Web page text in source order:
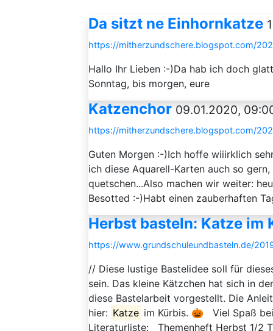
Da sitzt ne Einhornkatze
https://mitherzundschere.blogspot.com/
Hallo Ihr Lieben :-)Da hab ich doch
Sonntag, bis morgen, eure
Katzenchor 09.01.2020,
https://mitherzundschere.blogspot.com/
Guten Morgen :-)Ich hoffe wiiirklich
ich diese Aquarell-Karten auch so
quetschen...Also machen wir weiter:
Besotted :-)Habt einen zauberhaften
Herbst basteln: Katze im
https://www.grundschuleundbasteln.de/
// Diese lustige Bastelidee soll für
sein. Das kleine Kätzchen hat sich in
diese Bastelarbeit vorgestellt. Die
hier: Katze im Kürbis. 🎃 Viel Spaß
Literaturliste: Themenheft Herbst 1/2